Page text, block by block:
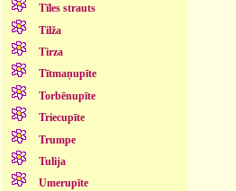
Tīles strauts
Tilža
Tirza
Tītmaņupīte
Torbēnupīte
Triecupīte
Trumpe
Tulija
Umerupīte